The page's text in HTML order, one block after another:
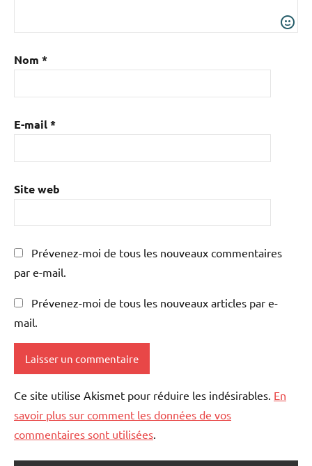
Nom *
E-mail*
Site web
Prévenez-moi de tous les nouveaux commentaires
par e-mail.
Prévenez-moi de tous les nouveaux articles par e-
mail.
Ce site utilise Akismet pour réduire les indésirables. En
savoir plus sur comment les données de vos
commentaires sont utilisées.